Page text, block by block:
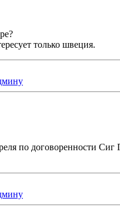
только швеция.
по договоренности Сиг